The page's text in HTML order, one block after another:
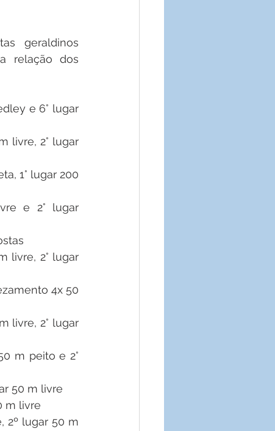
geraldinos
relação dos
e 6° lugar
livre, 2° lugar
1° lugar 200
e 2° lugar
livre, 2° lugar
4x 50
livre, 2° lugar
m peito e 2°
50 m livre
m livre
2º lugar 50 m